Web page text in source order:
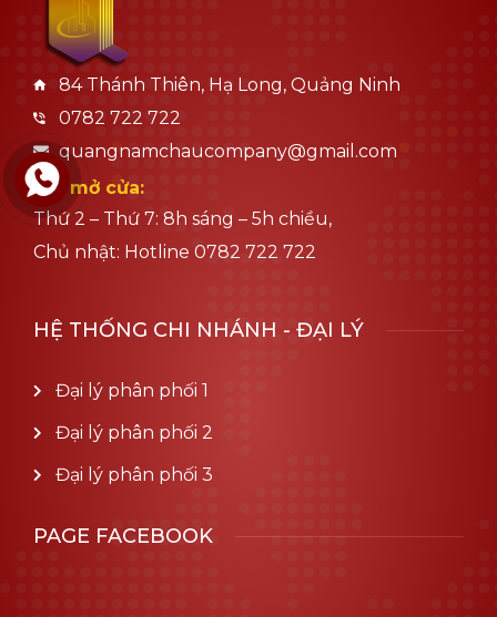
84 Thánh Thiên, Hạ Long, Quảng Ninh
0782 722 722
quangnamchaucompany@gmail.com
Giờ mở cửa:
Thứ 2 – Thứ 7: 8h sáng – 5h chiều,
Chủ nhật: Hotline 0782 722 722
HỆ THỐNG CHI NHÁNH - ĐẠI LÝ
Đại lý phân phối 1
Đại lý phân phối 2
Đại lý phân phối 3
PAGE FACEBOOK